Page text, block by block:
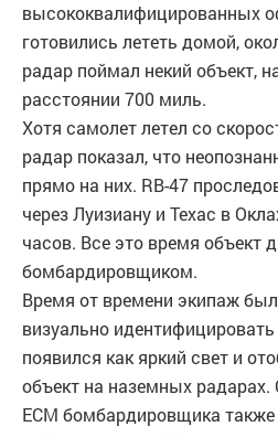
высококвалифицированных
готовились лететь домой,
радар поймал некий объект,
расстоянии 700 миль.
Хотя самолет летел со
радар показал, что
прямо на них. RB-47
через Луизиану и Техас в
часов. Все это время объект
бомбардировщиком.
Время от времени экипаж
визуально
появился как яркий свет и
объект на наземных
ECM бомбардировщика также